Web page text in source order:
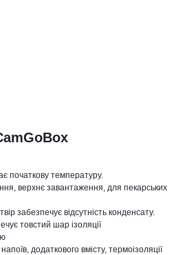
початкову температуру.
верхнє завантаження, для пекарських
забезпечує відсутність конденсату.
товстий шар ізоляції
додаткового вмісту, термоізоляції